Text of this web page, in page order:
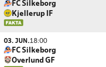
FC Silkeborg
Kjellerup IF
03. JUN.18:00
FC Silkeborg
Overlund GF